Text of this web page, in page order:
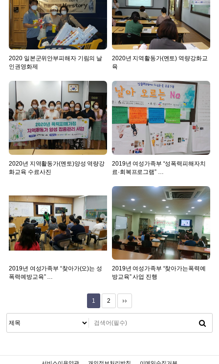
2020 일본군위안부피해자 기림의 날
인권영화제
2020년 지역활동가(멘토) 역량강화교
육
2020년 지역활동가(멘토)양성 역량강
화교육 수료사진
2019년 여성가족부 “성폭력피해자치
료·회복프로그램” …
2019년 여성가족부 “찾아가(오)는 성
폭력예방교육” …
2019년 여성가족부 “찾아가는폭력예
방교육” 사업 진행
1 2